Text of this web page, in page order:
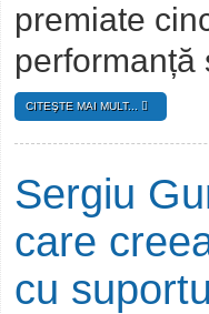
premiate
performanță
CITEŞTE MAI MULT...
Sergiu
care
cu